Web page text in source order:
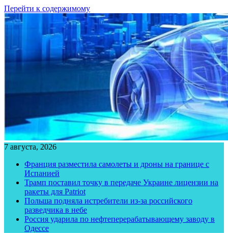
Перейти к содержимому
7 августа, 2026
Франция разместила самолеты и дроны на границе с
Испанией
Трамп поставил точку в передаче Украине лицензии на
ракеты для Patriot
Польша подняла истребители из-за российского
разведчика в небе
Россия ударила по нефтеперерабатывающему заводу в
Одессе